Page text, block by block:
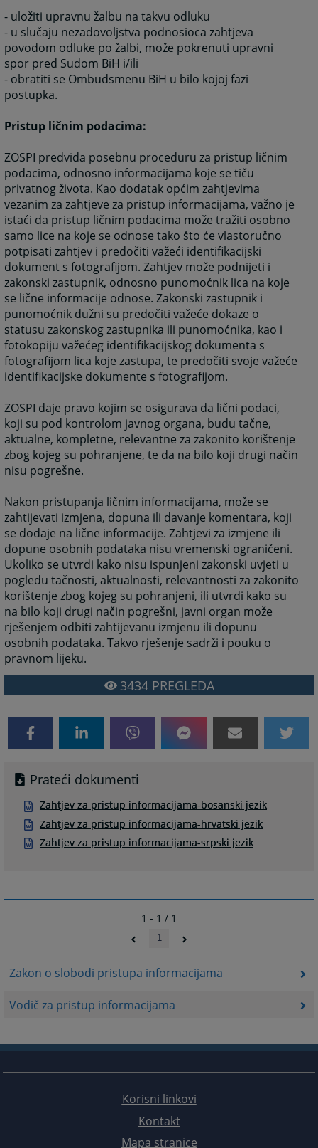
Zakon o slobodi pristupa informacijama
Vodič za pristup informacijama
- uložiti upravnu žalbu na takvu odluku
- u slučaju nezadovoljstva podnosioca zahtjeva
povodom odluke po žalbi, može pokrenuti upravni
spor pred Sudom BiH i/ili
- obratiti se Ombudsmenu BiH u bilo kojoj fazi
postupka.
Pristup ličnim podacima:
ZOSPI predviđa posebnu proceduru za pristup ličnim
podacima, odnosno informacijama koje se tiču
privatnog života. Kao dodatak općim zahtjevima
vezanim za zahtjeve za pristup informacijama, važno je
istaći da pristup ličnim podacima može tražiti osobno
samo lice na koje se odnose tako što će vlastoručno
potpisati zahtjev i predočiti važeći identifikacijski
dokument s fotografijom. Zahtjev može podnijeti i
zakonski zastupnik, odnosno punomoćnik lica na koje
se lične informacije odnose. Zakonski zastupnik i
punomoćnik dužni su predočiti važeće dokaze o
statusu zakonskog zastupnika ili punomoćnika, kao i
fotokopiju važećeg identifikacijskog dokumenta s
fotografijom lica koje zastupa, te predočiti svoje važeće
identifikacijske dokumente s fotografijom.
ZOSPI daje pravo kojim se osigurava da lični podaci,
koji su pod kontrolom javnog organa, budu tačne,
aktualne, kompletne, relevantne za zakonito korištenje
zbog kojeg su pohranjene, te da na bilo koji drugi način
nisu pogrešne.
Nakon pristupanja ličnim informacijama, može se
zahtijevati izmjena, dopuna ili davanje komentara, koji
se dodaje na lične informacije. Zahtjevi za izmjene ili
dopune osobnih podataka nisu vremenski ograničeni.
Ukoliko se utvrdi kako nisu ispunjeni zakonski uvjeti u
pogledu tačnosti, aktualnosti, relevantnosti za zakonito
korištenje zbog kojeg su pohranjeni, ili utvrdi kako su
na bilo koji drugi način pogrešni, javni organ može
rješenjem odbiti zahtijevanu izmjenu ili dopunu
osobnih podataka. Takvo rješenje sadrži i pouku o
pravnom lijeku.
3434PREGLEDA
Prateći dokumenti
Zahtjev za pristup informacijama-bosanski jezik
Zahtjev za pristup informacijama-hrvatski jezik
Zahtjev za pristup informacijama-srpski jezik
1 - 1 / 1
1
Korisni linkovi
Kontakt
Mapa stranice